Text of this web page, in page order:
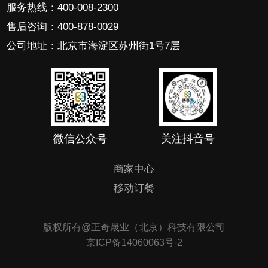
服务热线：400-008-2300
售后咨询：400-878-0029
公司地址：北京市海淀区苏州街1号7层
微信公众号 关注抖音号
商家中心
移动订餐
版权所有@正奇晟业（北京）科技有限公司
京ICP备14060063号-2